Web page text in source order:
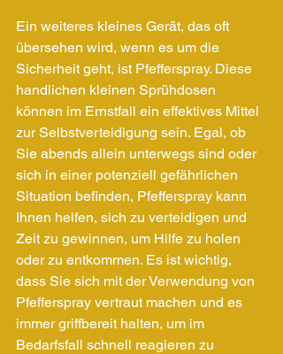
Ein weiteres kleines Gerät, das oft
übersehen wird, wenn es um die
Sicherheit geht, ist Pfefferspray. Diese
handlichen kleinen Sprühdosen
können im Ernstfall ein effektives Mittel
zur Selbstverteidigung sein. Egal, ob
Sie abends allein unterwegs sind oder
sich in einer potenziell gefährlichen
Situation befinden, Pfefferspray kann
Ihnen helfen, sich zu verteidigen und
Zeit zu gewinnen, um Hilfe zu holen
oder zu entkommen. Es ist wichtig,
dass Sie sich mit der Verwendung von
Pfefferspray vertraut machen und es
immer griffbereit halten, um im
Bedarfsfall schnell reagieren zu